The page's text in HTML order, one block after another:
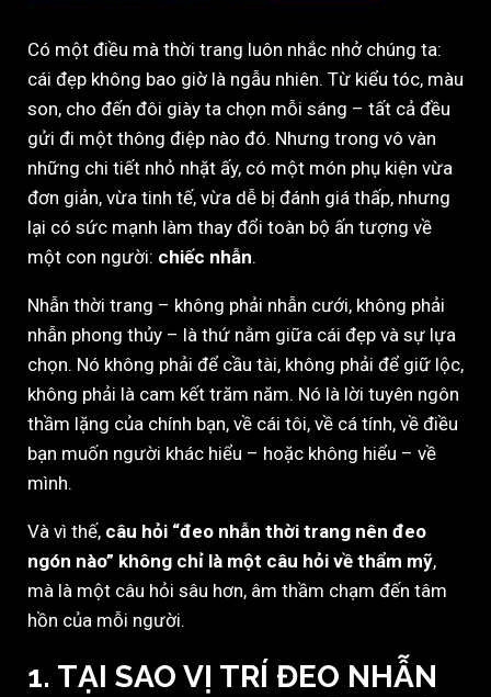
Có một điều mà thời trang luôn nhắc nhở chúng ta:
cái đẹp không bao giờ là ngẫu nhiên. Từ kiểu tóc, màu
son, cho đến đôi giày ta chọn mỗi sáng – tất cả đều
gửi đi một thông điệp nào đó. Nhưng trong vô vàn
những chi tiết nhỏ nhặt ấy, có một món phụ kiện vừa
đơn giản, vừa tinh tế, vừa dễ bị đánh giá thấp, nhưng
lại có sức mạnh làm thay đổi toàn bộ ấn tượng về
một con người: chiếc nhẫn.
Nhẫn thời trang – không phải nhẫn cưới, không phải
nhẫn phong thủy – là thứ nằm giữa cái đẹp và sự lựa
chọn. Nó không phải để cầu tài, không phải để giữ lộc,
không phải là cam kết trăm năm. Nó là lời tuyên ngôn
thầm lặng của chính bạn, về cái tôi, về cá tính, về điều
bạn muốn người khác hiểu – hoặc không hiểu – về
mình.
Và vì thế, câu hỏi “đeo nhẫn thời trang nên đeo
ngón nào” không chỉ là một câu hỏi về thẩm mỹ,
mà là một câu hỏi sâu hơn, âm thầm chạm đến tâm
hồn của mỗi người.
1. TẠI SAO VỊ TRÍ ĐEO NHẪN